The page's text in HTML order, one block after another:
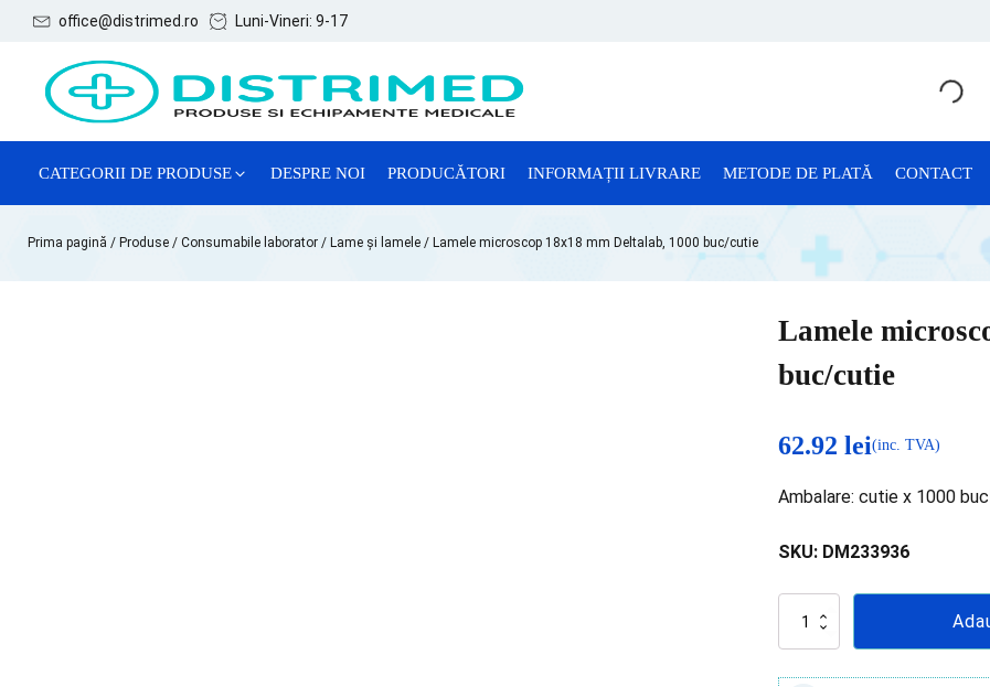
office@distrimed.ro Luni-Vineri: 9-17
CATEGORII DE PRODUSE
ACE, SERINGI ȘI ACCESORII
CONSUMABILE GENERALE
CONSUMABILE LABORATOR
Anatomie Patologică
DESPRE NOI PRODUCĂTORI INFORMAȚII LIVRARE METODE DE PLATĂ CONTACT
Prima pagină / Produse / Consumabile laborator / Lame și lamele / Lamele microscop 18x18 mm Deltalab, 1000 buc/cutie
Lamele
buc/cutie
62.92 lei(inc. TVA)
Ambalare: cutie x 1000
SKU: DM233936
Cantitate
microscop
18x18